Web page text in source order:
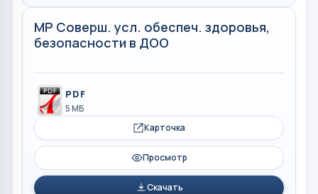
МР Соверш. усл. обеспеч. здоровья,
безопасности в ДОО
PDF
5 МБ
Карточка
Просмотр
Скачать